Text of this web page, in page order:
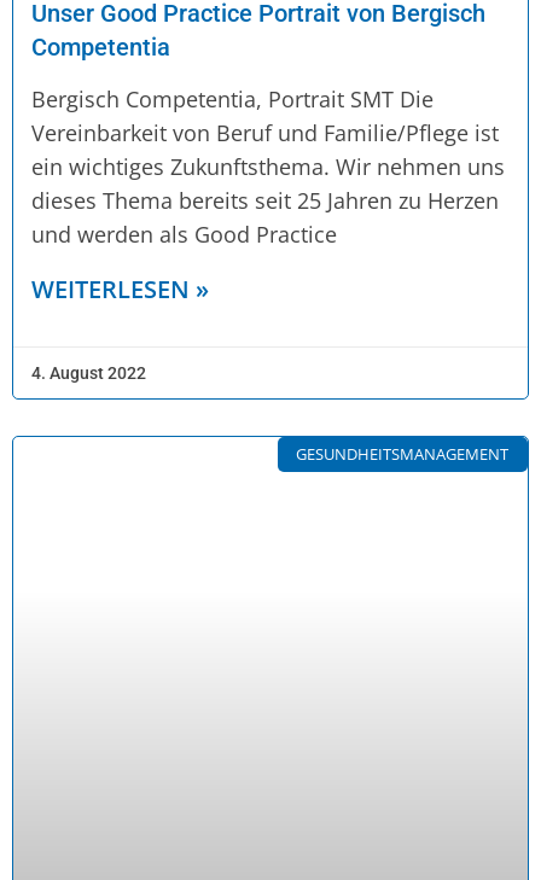
Unser Good Practice Portrait von Bergisch
Competentia
Bergisch Competentia, Portrait SMT Die
Vereinbarkeit von Beruf und Familie/Pflege ist
ein wichtiges Zukunftsthema. Wir nehmen uns
dieses Thema bereits seit 25 Jahren zu Herzen
und werden als Good Practice
WEITERLESEN »
4. August 2022
GESUNDHEITSMANAGEMENT